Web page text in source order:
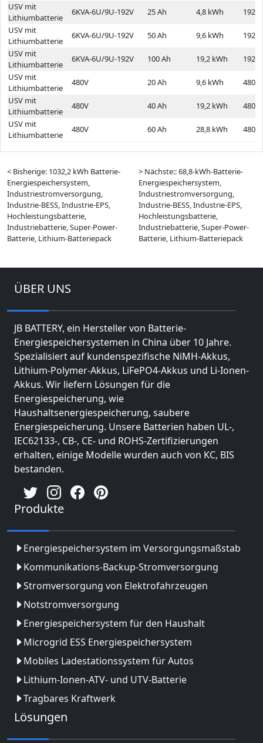
USV mit
Lithiumbatterie
6KVA-6U/9U-192V 25 Ah 4,8 kWh
192V
USV mit
Lithiumbatterie
6KVA-6U/9U-192V 50 Ah 9,6 kWh
192V
USV mit
Lithiumbatterie
6KVA-6U/9U-192V 100 Ah 19,2 kWh
192V
USV mit
Lithiumbatterie
480V 20 Ah 9,6 kWh
480V
USV mit
Lithiumbatterie
480V 40 Ah 19,2 kWh
480V
USV mit
Lithiumbatterie
480V 60 Ah 28,8 kWh 480V
< Bisherige: 1032,2 kWh Batterie-
Energiespeichersystem,
Industriestromversorgung,
Industrie-BESS, Industrie-EPS,
Hochleistungsbatterie,
Industriebatterie, Super-Power-
Batterie, Lithium-Batteriepack
> Nächste:: 68,8-kWh-Batterie-
Energiespeichersystem,
Industriestromversorgung,
Industrie-BESS, Industrie-EPS,
Hochleistungsbatterie,
Industriebatterie, Super-Power-
Batterie, Lithium-Batteriepack
ÜBER UNS
JB BATTERY, ein Hersteller von Batterie-
Energiespeichersystemen in China über 10 Jahre.
Spezialisiert auf kundenspezifische NiMH-Akkus,
Lithium-Polymer-Akkus, LiFePO4-Akkus und Li-Ionen-
Akkus. Wir liefern Lösungen für die
Energiespeicherung, wie
Haushaltsenergiespeicherung, saubere
Energiespeicherung. Unsere Batterien haben UL-,
IEC62133-, CB-, CE- und ROHS-Zertifizierungen
erhalten, einige Modelle wurden auch von KC, BIS
bestanden.
Produkte
Energiespeichersystem im Versorgungsmaßstab
Kommunikations-Backup-Stromversorgung
Stromversorgung von Elektrofahrzeugen
Notstromversorgung
Energiespeichersystem für den Haushalt
Microgrid ESS Energiespeichersystem
Mobiles Ladestationssystem für Autos
Lithium-Ionen-ATV- und UTV-Batterie
Tragbares Kraftwerk
Lösungen